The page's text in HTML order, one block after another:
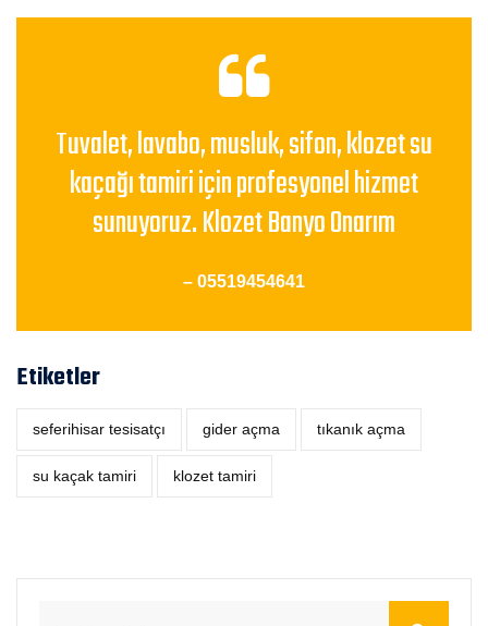
Tuvalet, lavabo, musluk, sifon, klozet su
kaçağı tamiri için profesyonel hizmet
sunuyoruz. Klozet Banyo Onarım
– 05519454641
Etiketler
seferihisar tesisatçı ‎gider açma tıkanık açma
su kaçak tamiri klozet tamiri